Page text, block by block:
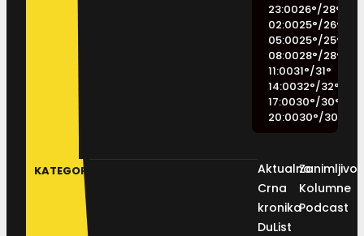
23:0026°/28°
02:0025°/26°
05:0025°/25°
08:0028°/28°
11:0031°/31°
14:0032°/32°
17:0030°/30°
20:0030°/30
KATEGORIJE
Aktualno
Crna
kronika
DuList
Kolumne
Podcast